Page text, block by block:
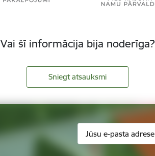
Vai šī informācija bija noderīga?
Sniegt atsauksmi